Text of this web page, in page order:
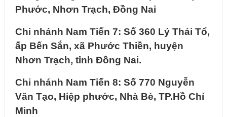
Phước, Nhơn Trạch, Đồng Nai
Chi nhánh Nam Tiến 7: Số 360 Lý Thái Tổ,
ấp Bến Sắn, xã Phước Thiền, huyện
Nhơn Trạch, tỉnh Đồng Nai.
Chi nhánh Nam Tiến 8: Số 770 Nguyễn
Văn Tạo, Hiệp phước, Nhà Bè, TP.Hồ Chí
Minh